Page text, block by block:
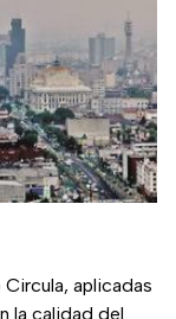
aplicadas
la calidad del